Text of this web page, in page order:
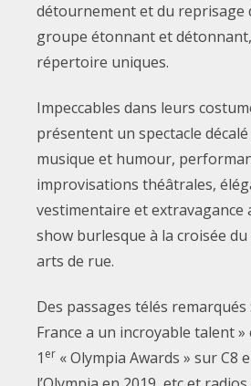
détournement et du reprisage
groupe étonnant et
répertoire uniques.
Impeccables dans leurs
présentent un spectacle
musique et humour,
improvisations théâtrales,
vestimentaire et extravagance
show burlesque à la croisée
arts de rue.
Des passages télés remarqués
France a un incroyable talent »
1 er« Olympia Awards » sur C8